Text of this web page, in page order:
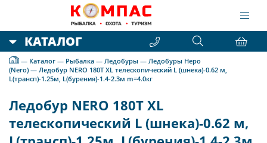
КАТАЛОГ
— Каталог — Рыбалка — Ледобуры — Ледобуры Неро
(Nero) — Ледобур NERO 180Т XL телескопический L (шнека)-0.62 м,
L(трансп)-1.25м, L(бурения)-1.4-2.3м m=4.0кг
Ледобур NERO 180Т XL
телескопический L (шнека)-0.62 м,